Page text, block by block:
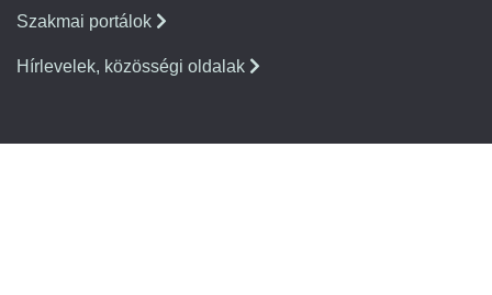
Szakmai portálok
Hírlevelek, közösségi oldalak